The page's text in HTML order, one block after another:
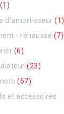
(1)
d'amortisseur (1)
- réhausse (7)
(6)
(23)
(67)
et accessoires